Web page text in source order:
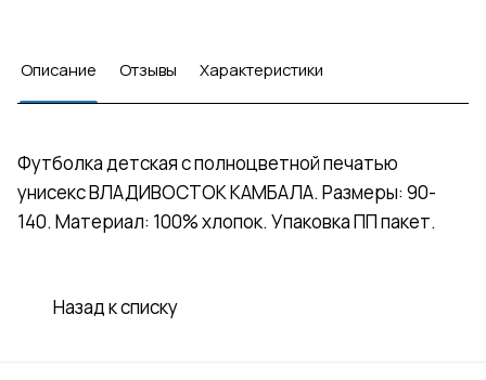
Описание Отзывы Характеристики
Футболка детская с полноцветной печатью
унисекс ВЛАДИВОСТОК КАМБАЛА. Размеры: 90-
140. Материал: 100% хлопок. Упаковка ПП пакет.
Назад к списку